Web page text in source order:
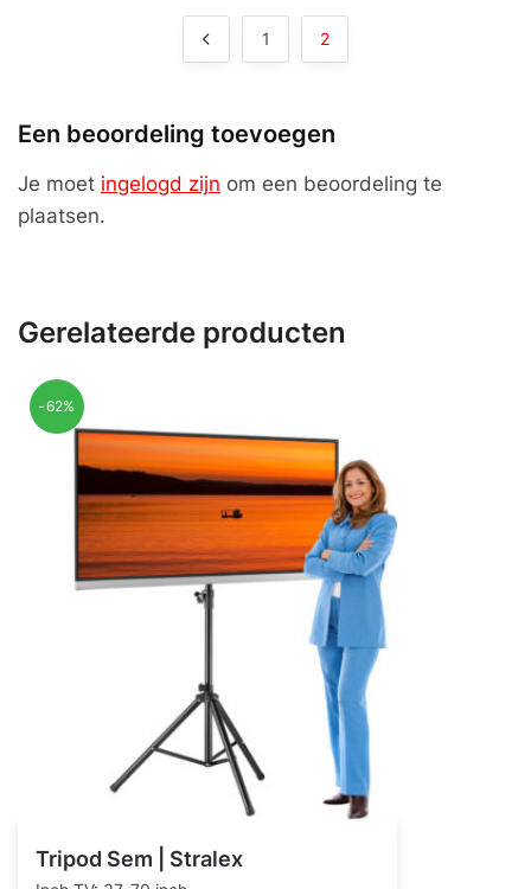
1 2
Een beoordeling toevoegen
Je moet ingelogd zijn om een beoordeling te
plaatsen.
Gerelateerde producten
-62%
Tripod Sem | Stralex